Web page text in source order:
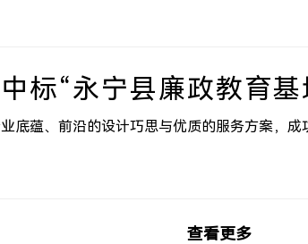
标“永宁县廉政教育基
底蕴、前沿的设计巧思与优质的服务方案，成
查看更多